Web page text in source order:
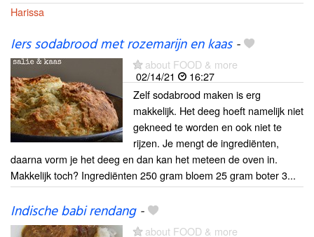
Harissa
Iers sodabrood met rozemarijn en kaas-
about FOOD & more
02/14/21
16:27
Zelf sodabrood maken is erg
makkelijk. Het deeg hoeft namelijk niet
gekneed te worden en ook niet te
rijzen. Je mengt de ingrediënten,
daarna vorm je het deeg en dan kan het meteen de oven in.
Makkelijk toch? Ingrediënten 250 gram bloem 25 gram boter 3...
Indische babi rendang-
about FOOD & more